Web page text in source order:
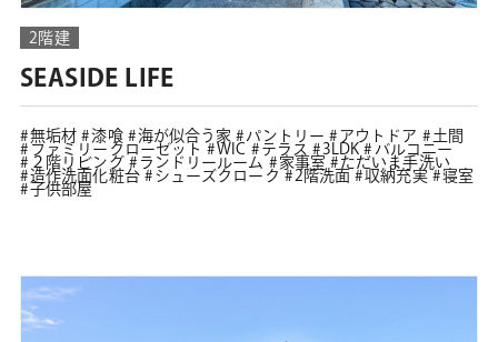
2階建
SEASIDE LIFE
無垢材 漆喰 海が似合う家 パントリー アウトドア
土間
ファミリークローゼット
WIC テラス 3LDK
バルコニー
２階リビング
ランドリールーム 家事室
ただいま手洗い
造作洗面化粧台
シューズクローク 2階洗面 収納充実
寝室
子供部屋